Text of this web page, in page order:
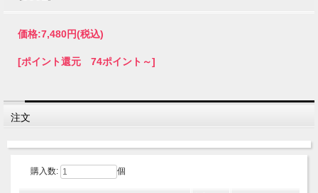
価格:7,480円(税込)
[ポイント還元 74ポイント～]
注文
購入数: 個